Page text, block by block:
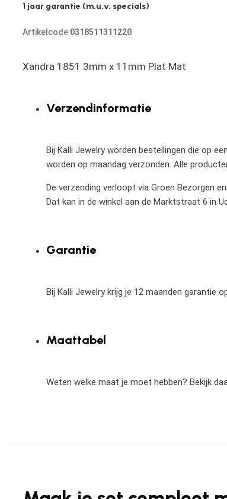
1 jaar garantie (m.u.v. specials)
Artikelcode 0318511311220
Xandra 1851 3mm x 11mm Plat Mat
Verzendinformatie
Bij Kalli Jewelry worden bestellingen die op
worden op maandag verzonden. Alle
De verzending verloopt via Groen Bezorgen
Dat kan in de winkel aan de Marktstraat 6 in
Garantie
Bij Kalli Jewelry krijg je 12 maanden garantie
Maattabel
Weten welke maat je moet hebben? Bekijk